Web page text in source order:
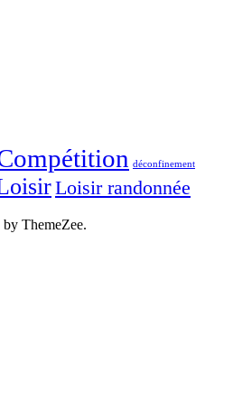
déconfinement
Loisir randonnée
by ThemeZee.